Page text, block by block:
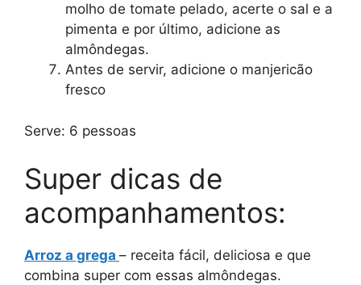
molho de tomate pelado, acerte o sal e a
pimenta e por último, adicione as
almôndegas.
Antes de servir, adicione o manjericão
fresco
Serve: 6 pessoas
Super dicas de
acompanhamentos:
Arroz a grega – receita fácil, deliciosa e que
combina super com essas almôndegas.